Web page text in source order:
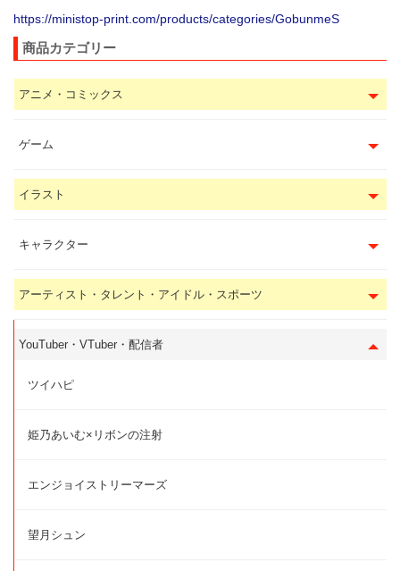
https://ministop-print.com/products/categories/GobunmeS
商品カテゴリー
アニメ・コミックス
ゲーム
イラスト
キャラクター
アーティスト・タレント・アイドル・スポーツ
YouTuber・VTuber・配信者
ツイハピ
姫乃あいむ×リボンの注射
エンジョイストリーマーズ
望月シュン